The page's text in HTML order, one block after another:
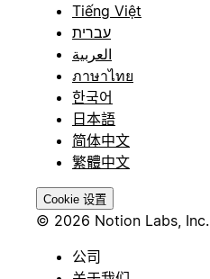
Tiếng Việt
עברית
العربية
ภาษาไทย
한국어
日本語
简体中文
繁體中文
Cookie 设置
© 2026 Notion Labs, Inc.
公司